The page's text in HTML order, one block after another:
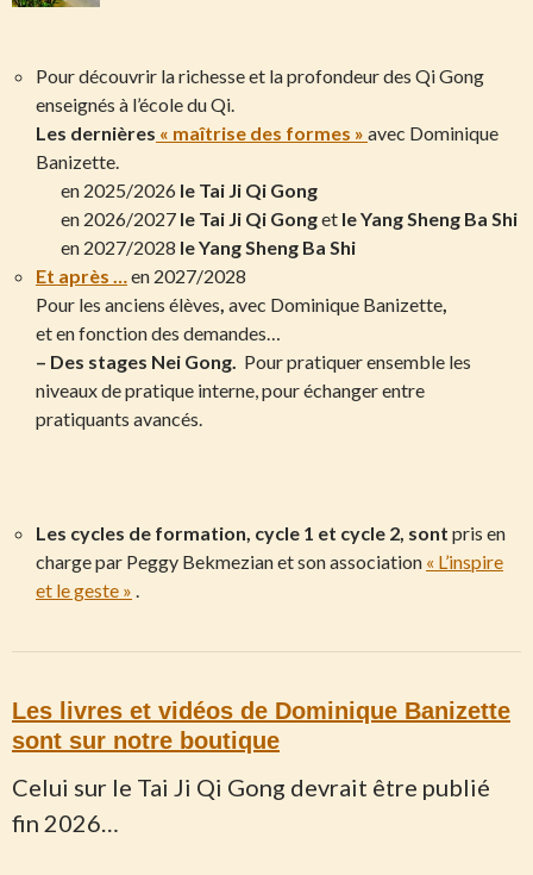
Pour découvrir la richesse et la profondeur des Qi Gong
enseignés à l’école du Qi.
Les dernières « maîtrise des formes » avec Dominique
Banizette.
en 2025/2026 le Tai Ji Qi Gong
en 2026/2027 le Tai Ji Qi Gonget le Yang Sheng Ba Shi
en 2027/2028 le Yang Sheng Ba Shi
Et après …en 2027/2028
Pour les anciens élèves, avec Dominique Banizette,
et en fonction des demandes…
– Des stages Nei Gong. Pour pratiquer ensemble les
niveaux de pratique interne, pour échanger entre
pratiquants avancés.
Les cycles de formation, cycle 1 et cycle 2, sont pris en
charge par Peggy Bekmezian et son association « L’inspire
et le geste » .
Les livres et vidéos de Dominique Banizette
sont sur notre boutique
Celui sur le Tai Ji Qi Gong devrait être publié
fin 2026…